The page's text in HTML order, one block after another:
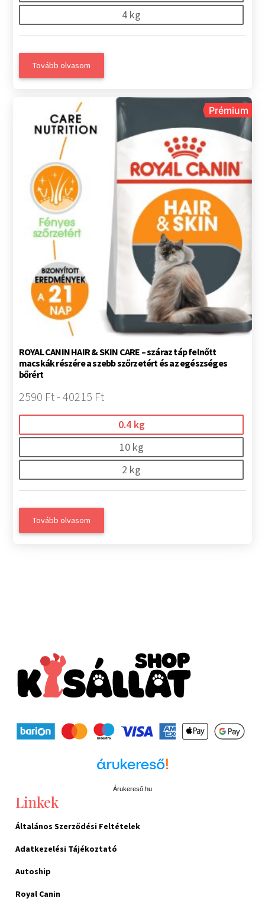
4 kg
Tovább olvasom
Prémium
ROYAL CANIN HAIR & SKIN CARE – száraz táp felnőtt
macskák részére a szebb szőrzetért és az egészséges
bőrért
2590 Ft - 40215 Ft
0.4 kg
10 kg
2 kg
Tovább olvasom
Árukereső.hu
Linkek
Általános Szerződési Feltételek
Adatkezelési Tájékoztató
Autoship
Royal Canin